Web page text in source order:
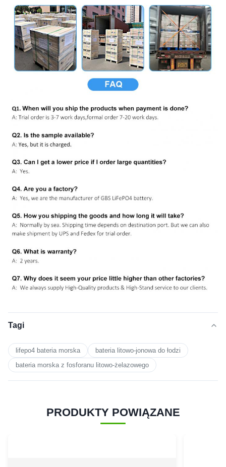
Tagi
lifepo4 bateria morska
bateria litowo-jonowa do łodzi
bateria morska z fosforanu litowo-żelazowego
PRODUKTY POWIĄZANE